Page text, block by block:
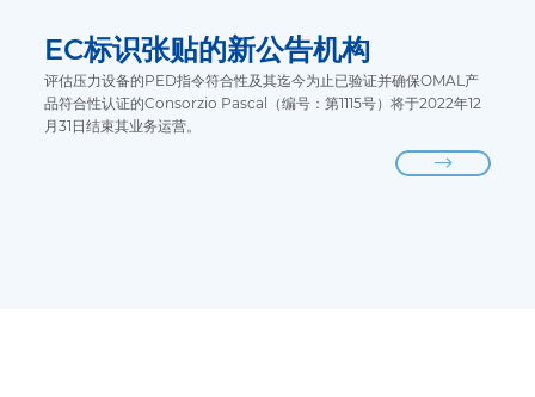
EC标识张贴的新公告机构
评估压力设备的PED指令符合性及其迄今为止已验证并确保OMAL产
品符合性认证的Consorzio Pascal（编号：第1115号）将于2022年12
月31日结束其业务运营。